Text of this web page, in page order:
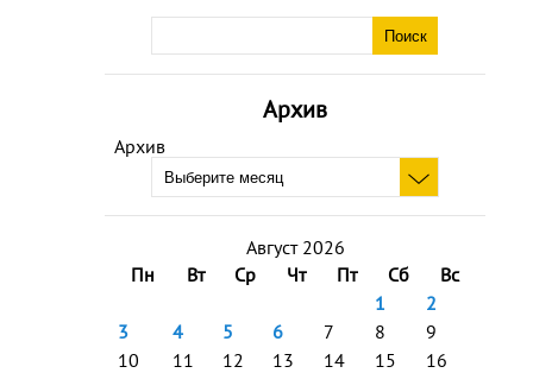
Архив
Архив
Август 2026
Пн
Вт Ср Чт Пт Сб
Вс
1
2
3
4 5 6 7 8
9
10
11 12 13 14 15
16